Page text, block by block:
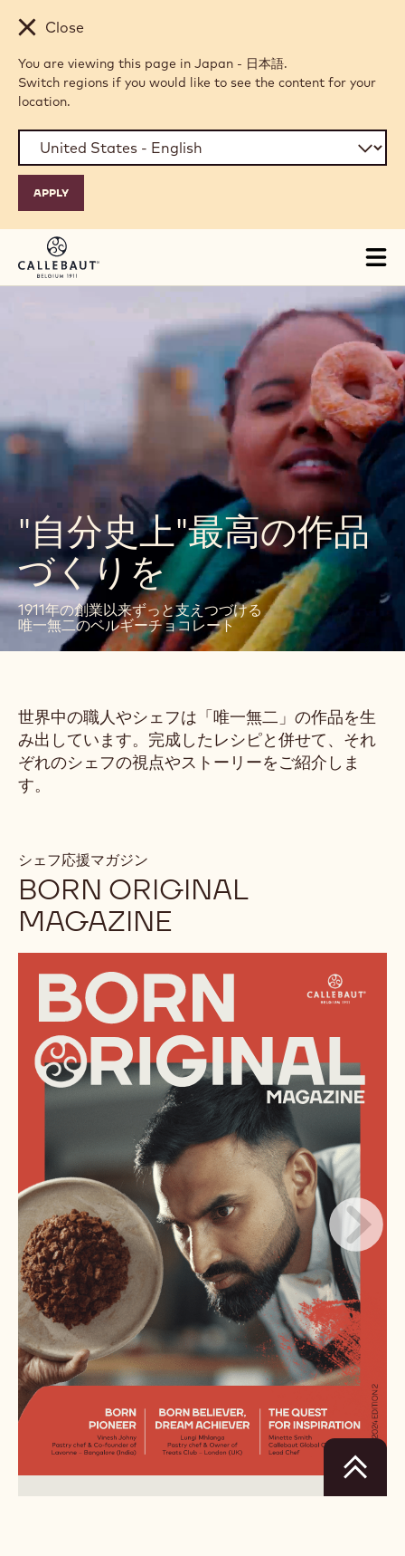
Skip to main content
Close
You are viewing this page in Japan - 日本語.
Switch regions if you would like to see the content for your
location.
"自分史上"最高の作品
づくりを
1911年の創業以来ずっと支えつづける
唯一無二のベルギーチョコレート
世界中の職人やシェフは「唯一無二」の作品を生
み出しています。完成したレシピと併せて、それ
ぞれのシェフの視点やストーリーをご紹介しま
す。
シェフ応援マガジン
BORN ORIGINAL
MAGAZINE